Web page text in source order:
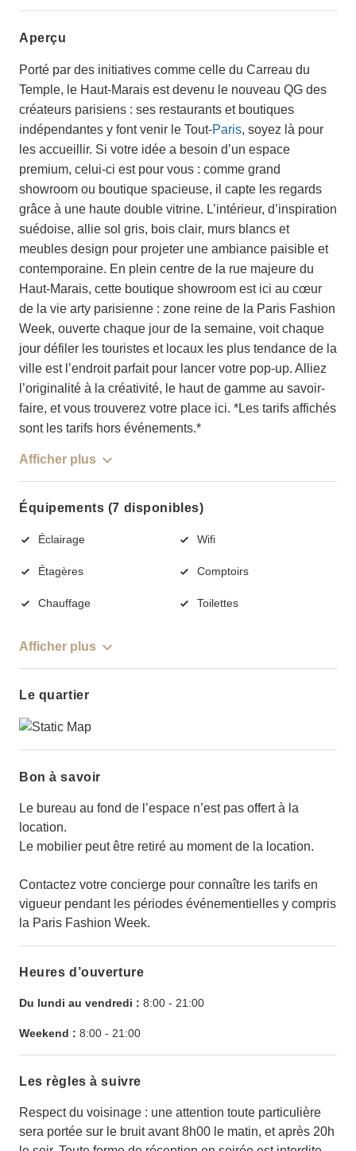
aperçu
Porté par des initiatives comme celle du Carreau du
Temple, le Haut-Marais est devenu le nouveau QG des
créateurs parisiens : ses restaurants et boutiques
indépendantes y font venir le Tout-Paris, soyez là pour
les accueillir. Si votre idée a besoin d’un espace
premium, celui-ci est pour vous : comme grand
showroom ou boutique spacieuse, il capte les regards
grâce à une haute double vitrine. L’intérieur, d’inspiration
suédoise, allie sol gris, bois clair, murs blancs et
meubles design pour projeter une ambiance paisible et
contemporaine. En plein centre de la rue majeure du
Haut-Marais, cette boutique showroom est ici au cœur
de la vie arty parisienne : zone reine de la Paris Fashion
Week, ouverte chaque jour de la semaine, voit chaque
jour défiler les touristes et locaux les plus tendance de la
ville est l’endroit parfait pour lancer votre pop-up. Alliez
l’originalité à la créativité, le haut de gamme au savoir-
faire, et vous trouverez votre place ici. *Les tarifs affichés
sont les tarifs hors événements.*
Afficher plus
Équipements (7 disponibles)
Éclairage Wifi
Étagères Comptoirs
Chauffage Toilettes
Afficher plus
Le quartier
Bon à savoir
Le bureau au fond de l’espace n’est pas offert à la
location.
Le mobilier peut être retiré au moment de la location.
Contactez votre concierge pour connaître les tarifs en
vigueur pendant les périodes événementielles y compris
la Paris Fashion Week.
Heures d’ouverture
Du lundi au vendredi : 8:00 - 21:00
Weekend : 8:00 - 21:00
Les règles à suivre
Respect du voisinage : une attention toute particulière
sera portée sur le bruit avant 8h00 le matin, et après 20h